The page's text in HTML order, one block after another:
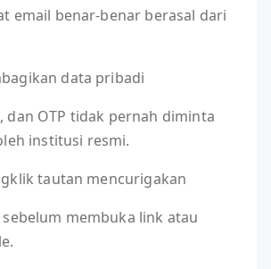
email benar-benar berasal dari
data pribadi
dan OTP tidak pernah diminta
institusi resmi.
tautan mencurigakan
sebelum membuka link atau